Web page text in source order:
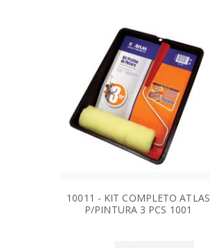
10011 - KIT COMPLETO ATLAS
P/PINTURA 3 PCS 1001